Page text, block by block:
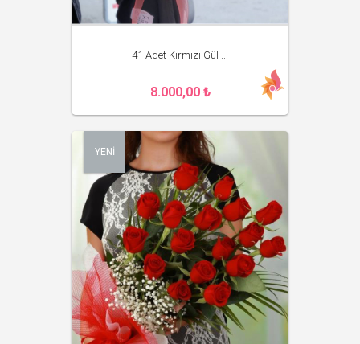
41 Adet Kırmızı Gül ...
8.000,00 ₺
YENİ